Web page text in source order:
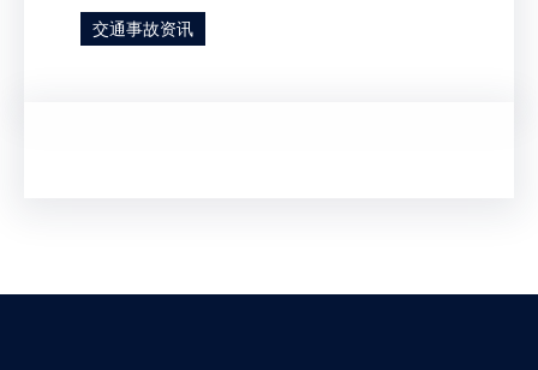
交通事故资讯